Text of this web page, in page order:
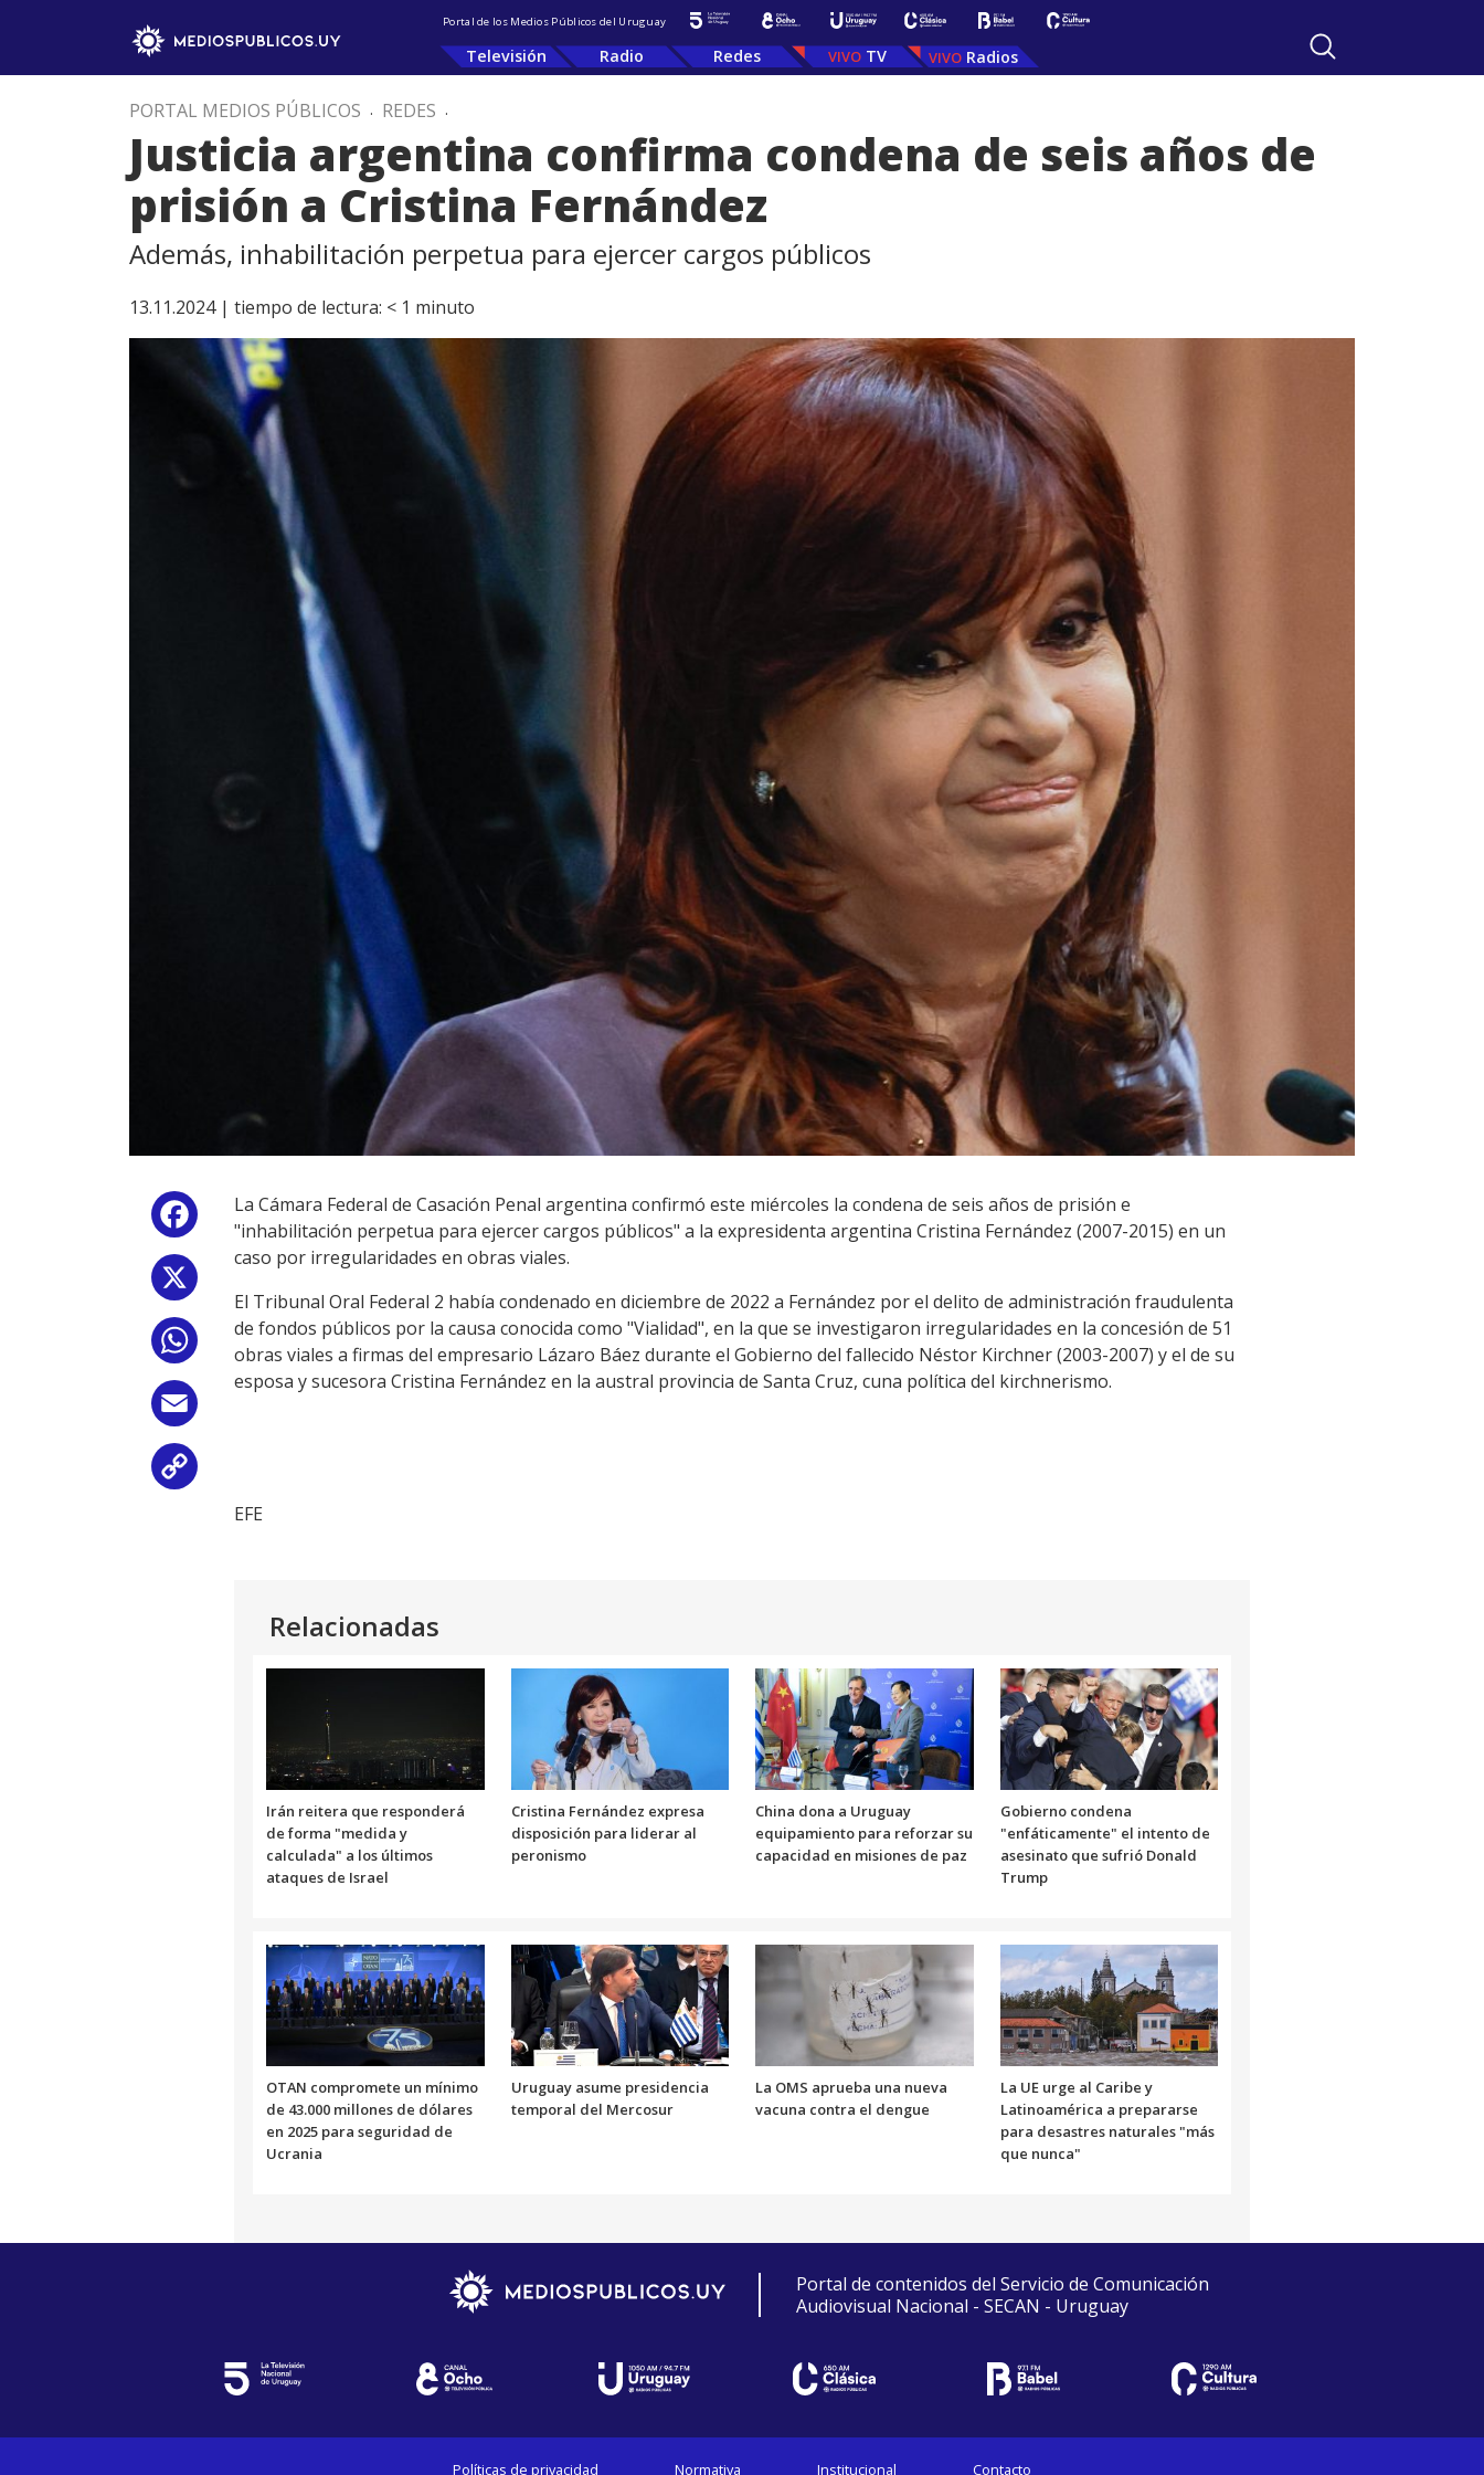
Portal de los Medios Públicos del Uruguay
Televisión Radio Redes TV Radios
PORTAL MEDIOS PÚBLICOS . REDES .
Justicia argentina confirma condena de seis años de
prisión a Cristina Fernández
Además, inhabilitación perpetua para ejercer cargos públicos
13.11.2024 | tiempo de lectura: < 1 minuto
Facebook
WhatsApp
Link
La Cámara Federal de Casación Penal argentina confirmó este miércoles la condena de seis años de prisión e
"inhabilitación perpetua para ejercer cargos públicos" a la expresidenta argentina Cristina Fernández (2007-2015) en un
caso por irregularidades en obras viales.
El Tribunal Oral Federal 2 había condenado en diciembre de 2022 a Fernández por el delito de administración fraudulenta
de fondos públicos por la causa conocida como "Vialidad", en la que se investigaron irregularidades en la concesión de 51
obras viales a firmas del empresario Lázaro Báez durante el Gobierno del fallecido Néstor Kirchner (2003-2007) y el de su
esposa y sucesora Cristina Fernández en la austral provincia de Santa Cruz, cuna política del kirchnerismo.
EFE
Relacionadas
Irán reitera que responderá
de forma "medida y
calculada" a los últimos
ataques de Israel
Cristina Fernández expresa
disposición para liderar al
peronismo
China dona a Uruguay
equipamiento para reforzar su
capacidad en misiones de paz
Gobierno condena
"enfáticamente" el intento de
asesinato que sufrió Donald
Trump
OTAN compromete un mínimo
de 43.000 millones de dólares
en 2025 para seguridad de
Ucrania
Uruguay asume presidencia
temporal del Mercosur
La OMS aprueba una nueva
vacuna contra el dengue
La UE urge al Caribe y
Latinoamérica a prepararse
para desastres naturales "más
que nunca"
Portal de contenidos del Servicio de Comunicación
Audiovisual Nacional - SECAN - Uruguay
Políticas de privacidad Normativa Institucional Contacto